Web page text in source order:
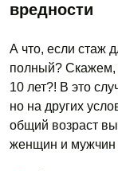
вредности
А что, если стаж
полный? Скажем,
10 лет?! В это
но на других
общий возраст
женщин и мужчин